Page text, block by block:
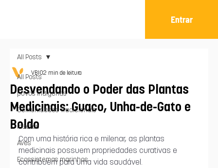
Entrar
All Posts
povos indígenas
Comunidades Tradicionais
Insetos
Aves
Ecossistemas marinhos
All Posts
Desvendando o Poder das Plantas
Medicinais: Guaco, Unha-de-Gato e
Boldo
VBIO2 min de leitura
Com uma história rica e milenar, as plantas
medicinais possuem propriedades curativas e
contribuem para uma vida saudável.